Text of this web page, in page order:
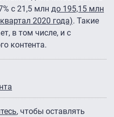
с 21,5 млн до 195,15 млн
2020 года). Такие
в том числе, и с
контента.
, чтобы оставлять